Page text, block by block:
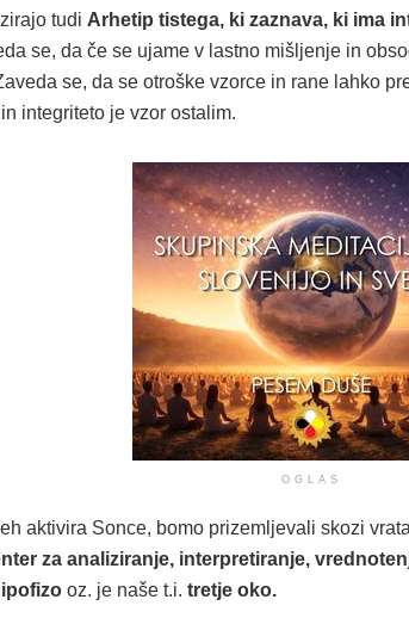
tudi Arhetip tistega, ki zaznava, ki ima
se, da če se ujame v lastno mišljenje in
se, da se otroške vzorce in rane lahko
integriteto je vzor ostalim.
OGLAS
aktivira Sonce, bomo prizemljevali skozi
za analiziranje, interpretiranje,
oz. je naše t.i. tretje oko.